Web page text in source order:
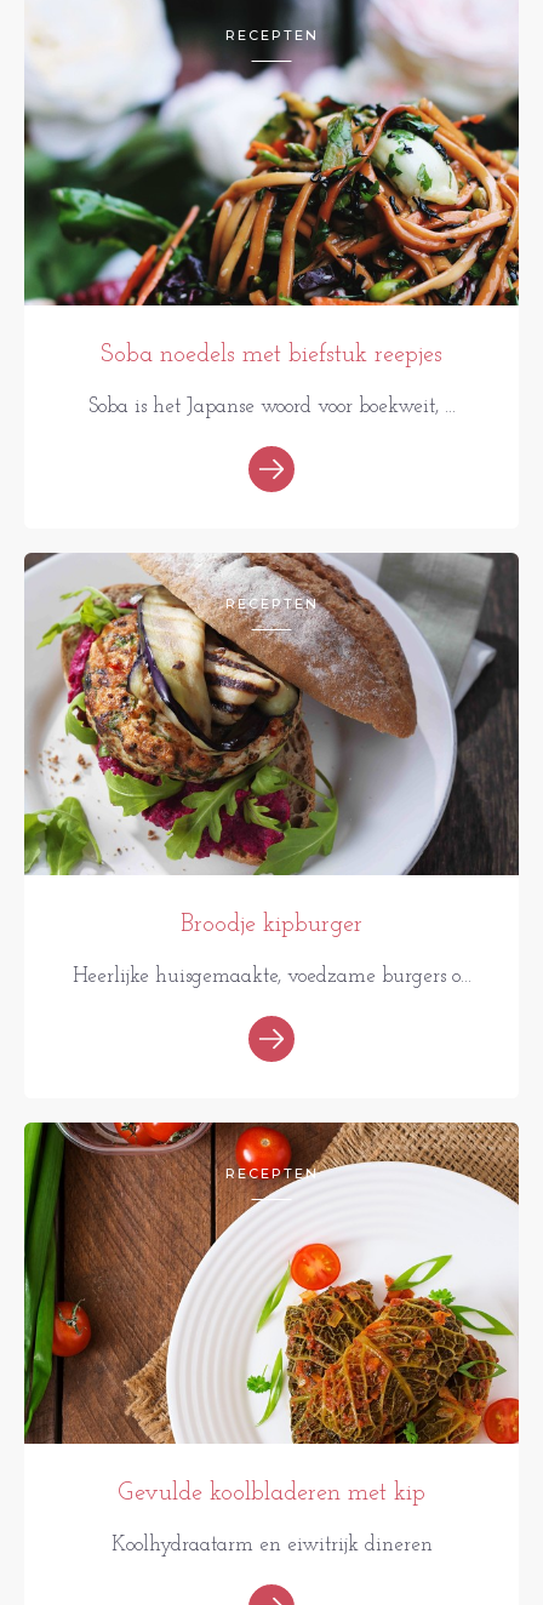
RECEPTEN
Soba noedels met biefstuk reepjes
Soba is het Japanse woord voor boekweit, ...
RECEPTEN
Broodje kipburger
Heerlijke huisgemaakte, voedzame burgers o...
RECEPTEN
Gevulde koolbladeren met kip
Koolhydraatarm en eiwitrijk dineren